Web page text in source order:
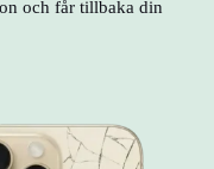
och får tillbaka din